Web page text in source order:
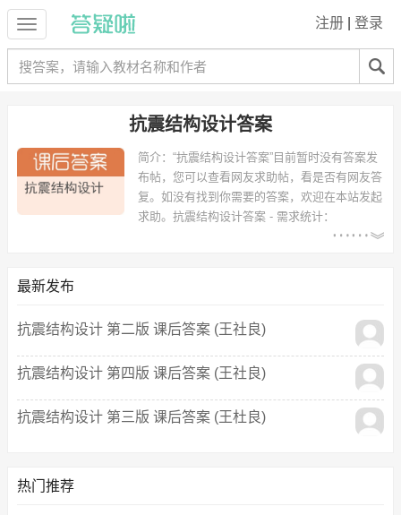
注册 登录
抗震结构设计答案
简介： “抗震结构设计答案”目前暂时没有答案发
布帖，您可以查看网友求助帖，看是否有网友答
复。如没有找到你需要的答案，欢迎在本站发起
求助。 抗震结构设计答案 - 需求统计：
：土木工程、土木工程（交通土建
业。
以下学校的同学下载过
方科技学院、南通大学、西南交通大学、黄山学院、北京交通大学 等。
最新发布
抗震结构设计 第二版 课后答案 (王社良)
抗震结构设计 第四版 课后答案 (王社良)
抗震结构设计 第三版 课后答案 (王杜良)
热门推荐